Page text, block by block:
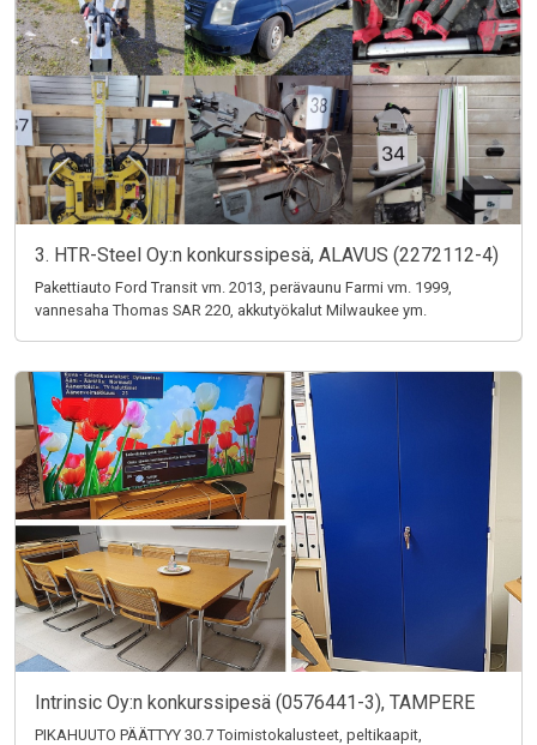
3. HTR-Steel Oy:n konkurssipesä, ALAVUS (2272112-4)
Pakettiauto Ford Transit vm. 2013, perävaunu Farmi vm. 1999,
vannesaha Thomas SAR 220, akkutyökalut Milwaukee ym.
Intrinsic Oy:n konkurssipesä (0576441-3), TAMPERE
PIKAHUUTO PÄÄTTYY 30.7 Toimistokalusteet, peltikaapit,